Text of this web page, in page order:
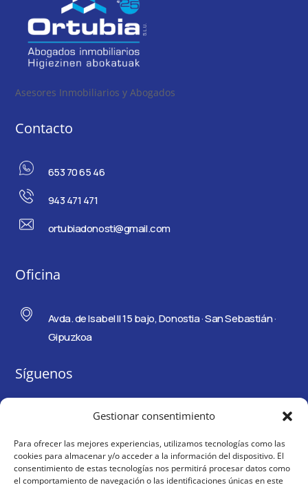
Gestionar consentimiento
Para ofrecer las mejores experiencias, utilizamos tecnologías como las
cookies para almacenar y/o acceder a la información del dispositivo. El
consentimiento de estas tecnologías nos permitirá procesar datos como
el comportamiento de navegación o las identificaciones únicas en este
Asesores Inmobiliarios y Abogados
Contacto
653 70 65 46
943 471 471
ortubiadonosti@gmail.com
Oficina
Avda. de Isabel II 15 bajo, Donostia · San Sebastián ·
Gipuzkoa
Síguenos